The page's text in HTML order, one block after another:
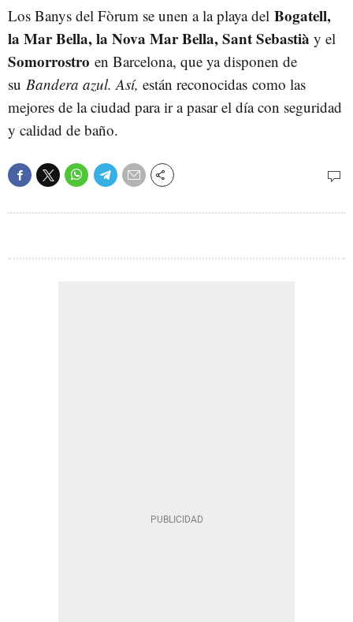
Los Banys del Fòrum se unen a la playa del Bogatell,
la Mar Bella, la Nova Mar Bella, Sant Sebastià y el
Somorrostro en Barcelona, que ya disponen de
su Bandera azul. Así, están reconocidas como las
mejores de la ciudad para ir a pasar el día con seguridad
y calidad de baño.